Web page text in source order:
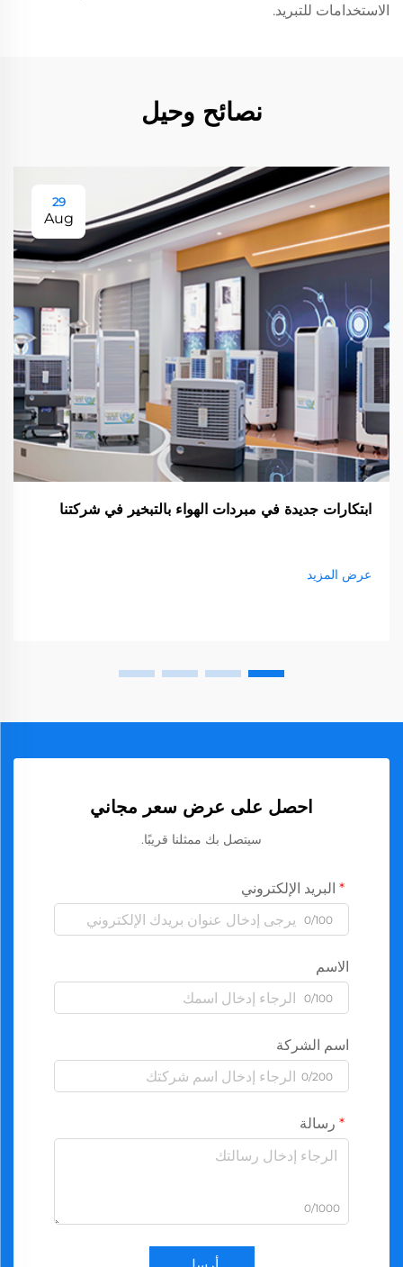
الاستخدامات للتبريد.
نصائح وحيل
29
Aug
ابتكارات جديدة في مبردات الهواء بالتبخير في شركتنا
عرض المزيد
احصل على عرض سعر مجاني
سيتصل بك ممثلنا قريبًا.
البريد الإلكتروني
0/100
الاسم
0/100
اسم الشركة
0/200
رسالة
0/1000